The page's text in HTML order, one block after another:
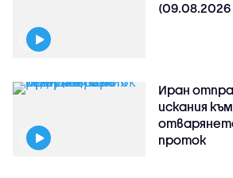
Иран
искания
проток